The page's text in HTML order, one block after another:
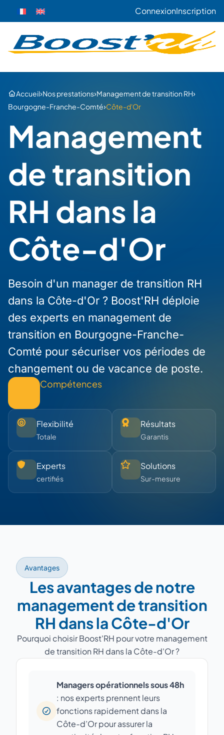
ConnexionInscription
Accueil›Nos prestations›Management de transition RH›
Bourgogne-Franche-Comté›Côte-d'Or
Management
de transition
RH dans la
Côte-d'Or
Besoin d'un manager de transition RH
dans la Côte-d'Or ? Boost'RH déploie
des experts en management de
transition en Bourgogne-Franche-
Comté pour sécuriser vos périodes de
changement ou de vacance de poste.
Compétences
Flexibilité
Totale
Résultats
Garantis
Experts
certifiés
Solutions
Sur-mesure
Avantages
Les avantages de notre
management de transition
RH dans la Côte-d'Or
Pourquoi choisir Boost'RH pour votre management
de transition RH dans la Côte-d'Or ?
Managers opérationnels sous 48h
: nos experts prennent leurs
fonctions rapidement dans la
Côte-d’Or pour assurer la